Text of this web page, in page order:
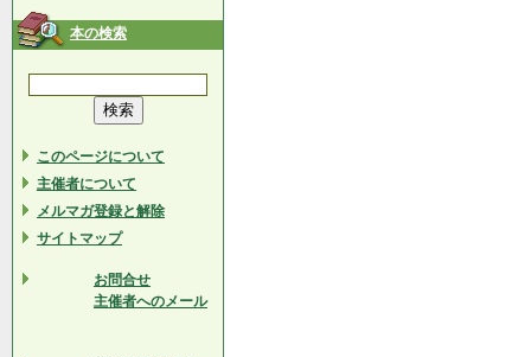
本の検索
このページについて
主催者について
メルマガ登録と解除
サイトマップ
お問合せ
主催者へのメール